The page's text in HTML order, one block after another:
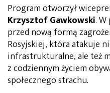
Program otworzył
KrzysztofGawkowski.
przed nową formą
Rosyjskiej, która atakuje
infrastrukturalne,ale też
z codziennym życiem
społecznego strachu.